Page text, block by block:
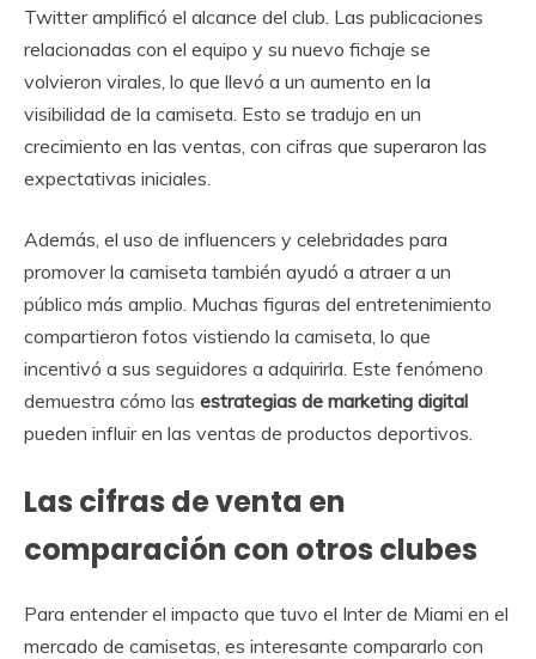
Twitter amplificó el alcance del club. Las publicaciones
relacionadas con el equipo y su nuevo fichaje se
volvieron virales, lo que llevó a un aumento en la
visibilidad de la camiseta. Esto se tradujo en un
crecimiento en las ventas, con cifras que superaron las
expectativas iniciales.
Además, el uso de influencers y celebridades para
promover la camiseta también ayudó a atraer a un
público más amplio. Muchas figuras del entretenimiento
compartieron fotos vistiendo la camiseta, lo que
incentivó a sus seguidores a adquirirla. Este fenómeno
demuestra cómo las estrategias de marketing digital
pueden influir en las ventas de productos deportivos.
Las cifras de venta en
comparación con otros clubes
Para entender el impacto que tuvo el Inter de Miami en el
mercado de camisetas, es interesante compararlo con